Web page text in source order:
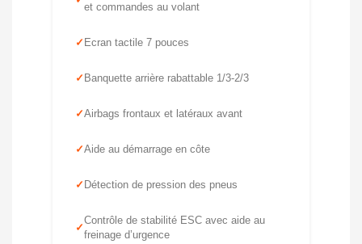
et commandes au volant
Ecran tactile 7 pouces
Banquette arrière rabattable 1/3-2/3
Airbags frontaux et latéraux avant
Aide au démarrage en côte
Détection de pression des pneus
Contrôle de stabilité ESC avec aide au
freinage d’urgence